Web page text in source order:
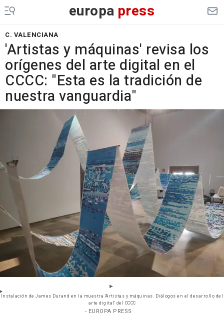
europa press
C. VALENCIANA
'Artistas y máquinas' revisa los
orígenes del arte digital en el
CCCC: "Esta es la tradición de
nuestra vanguardia"
Instalación de James Durand en la muestra 'Artistas y máquinas. Diálogos en el desarrollo del
arte digital' del CCCC
- EUROPA PRESS